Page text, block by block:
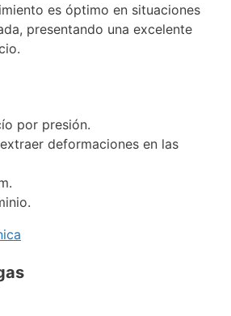
es óptimo en situaciones
presentando una excelente
por presión.
deformaciones en las